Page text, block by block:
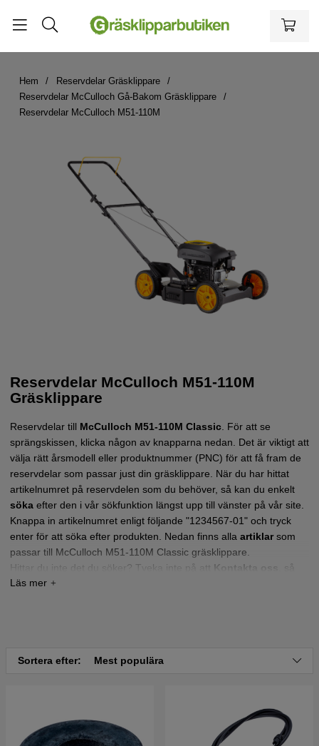
Hem
Reservdelar Gräsklippare
Reservdelar McCulloch Gå-Bakom Gräsklippare
Reservdelar McCulloch M51-110M
Reservdelar McCulloch M51-110M
Gräsklippare
Reservdelar till McCulloch M51-110M Classic För att se
sprängskissen, klicka någon av knapparna nedan. Det är viktigt att
välja rätt årsmodell eller produktnummer (PNC) för att få fram de
reservdelar som passar just din gräsklippare.
När du har hittat
artikelnumret på reservdelen som du behöver, så kan du enkelt
söka efter den i vår sökfunktion längst upp till vänster på vår site.
Knappa in artikelnumret enligt följande "1234567-01" och tryck
enter för att söka efter produkten. Nedan finns alla artiklarsom
passar till McCulloch M51-110M Classic gräsklippare.
Hittar du inte det du söker? Tveka inte på att Kontakta oss
så
hjälper vi dig!
Tryck här för sprängskiss och reservdelslista till
Sortera efter: Mest populära